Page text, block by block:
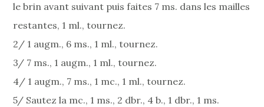
le brin avant suivant puis faites 7 ms. dans les mailles
restantes, 1 ml., tournez.
2/ 1 augm., 6 ms., 1 ml., tournez.
3/ 7 ms., 1 augm., 1 ml., tournez.
4/ 1 augm., 7 ms., 1 mc., 1 ml., tournez.
5/ Sautez la mc., 1 ms., 2 dbr., 4 b., 1 dbr., 1 ms.